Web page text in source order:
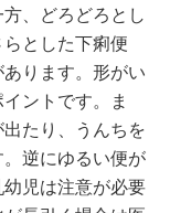
、どろどろとし
とした下痢便
ります。形がい
ントです。ま
たり、うんちを
逆にゆるい便が
児は注意が必要